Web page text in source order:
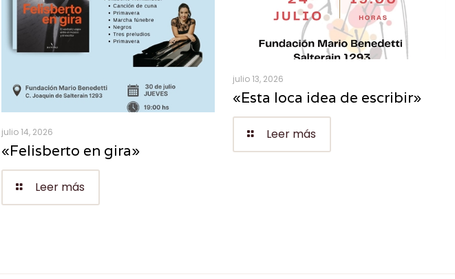
julio 14, 2026
«Felisberto en gira»
Leer más
julio 13, 2026
«Esta loca idea de escribir»
Leer más